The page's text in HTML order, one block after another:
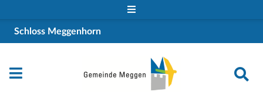
Schloss Meggenhorn